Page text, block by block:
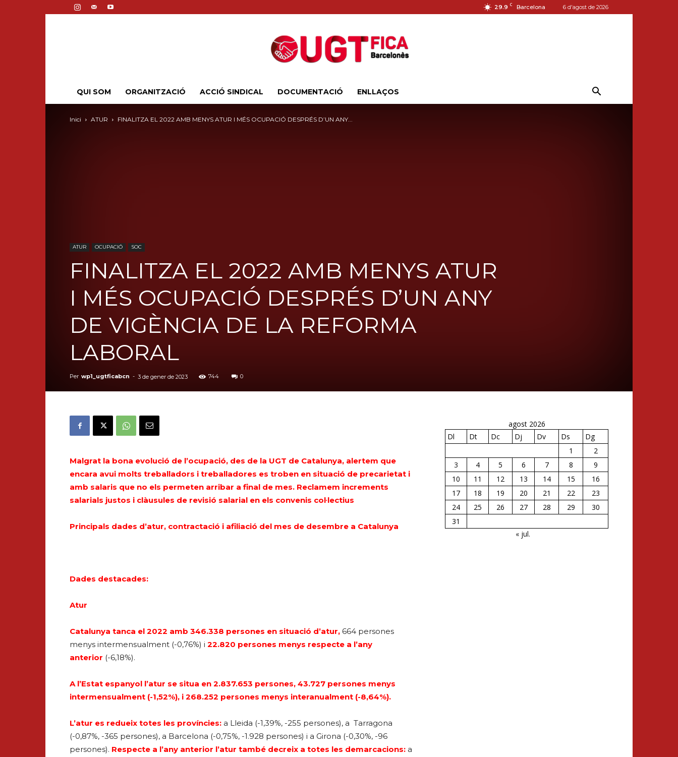
29.9 C Barcelona 6 d'agost de 2026
FICA
QUI SOM ORGANITZACIÓ ACCIÓ SINDICAL DOCUMENTACIÓ ENLLAÇOS
Inici ATUR FINALITZA EL 2022 AMB MENYS ATUR I MÉS OCUPACIÓ DESPRÉS D’UN ANY...
ATUR OCUPACIÓ SOC
FINALITZA EL 2022 AMB MENYS ATUR
I MÉS OCUPACIÓ DESPRÉS D’UN ANY
DE VIGÈNCIA DE LA REFORMA
LABORAL
Per wp1_ugtficabcn - 3 de gener de 2023 744 0
Malgrat la bona evolució de l’ocupació, des de la UGT de Catalunya, alertem que
encara avui molts treballadors i treballadores es troben en situació de precarietat i
amb salaris que no els permeten arribar a final de mes. Reclamem increments
salarials justos i clàusules de revisió salarial en els convenis col·lectius
Principals dades d’atur, contractació i afiliació del mes de desembre a Catalunya
Dades destacades:
Atur
Catalunya tanca el 2022 amb 346.338 persones en situació d’atur, 664 persones
menys intermensualment (-0,76%) i 22.820 persones menys respecte a l’any
anterior (-6,18%).
A l’Estat espanyol l’atur se situa en 2.837.653 persones, 43.727 persones menys
intermensualment (-1,52%), i 268.252 persones menys interanualment (-8,64%).
L’atur es redueix totes les províncies: a Lleida (-1,39%, -255 persones), a Tarragona
(-0,87%, -365 persones), a Barcelona (-0,75%, -1.928 persones) i a Girona (-0,30%, -96
persones). Respecte a l’any anterior l’atur també decreix a totes les demarcacions: a
agost 2026
Dl
Dt Dc Dj Dv Ds
Dg
1
2
3
4 5 6 7 8
9
10
11 12 13 14 15
16
17
18 19 20 21 22
23
24
25 26 27 28 29
30
31
« jul.